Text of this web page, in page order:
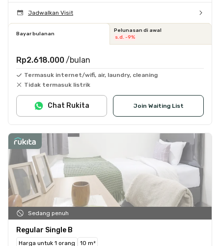
Jadwalkan Visit
Bayar bulanan
Pelunasan di awal
s.d. -9%
Rp2.618.000 /bulan
Termasuk internet/wifi, air, laundry, cleaning
Tidak termasuk listrik
Join Waiting List
Chat Rukita
Sedang penuh
Regular Single B
Harga untuk 1 orang 10 m²